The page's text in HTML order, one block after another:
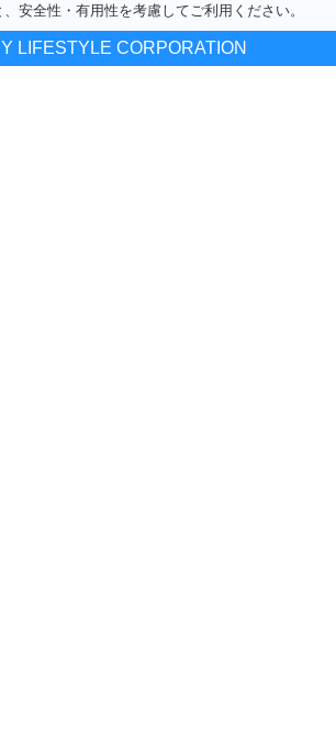
安全性・有用性を考慮してご利用ください。
LIFESTYLE CORPORATION